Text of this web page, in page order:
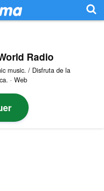
Radio
music. / Disfruta de la
· Web